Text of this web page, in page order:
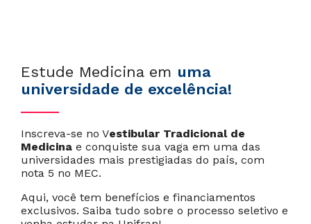
Estude Medicina em uma
universidade de excelência!
Inscreva-se no Vestibular Tradicional de
Medicina e conquiste sua vaga em uma das
universidades mais prestigiadas do país, com
nota 5 no MEC.
Aqui, você tem benefícios e financiamentos
exclusivos. Saiba tudo sobre o processo seletivo e